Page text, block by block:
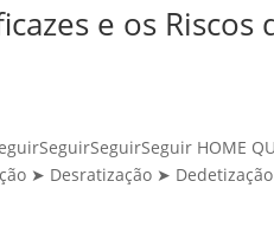
e os Riscos
HOME
➤ Desratização ➤ Dedetização